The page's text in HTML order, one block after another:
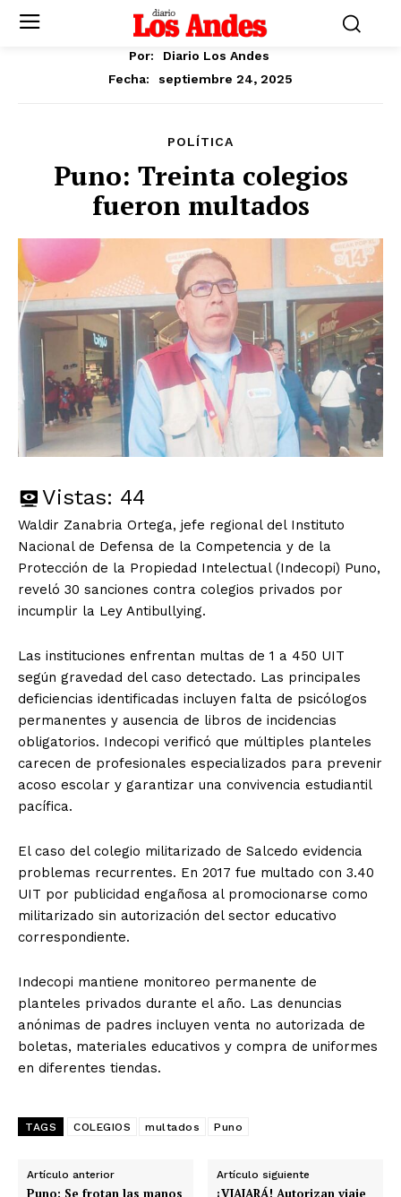
Por:
Diario Los Andes
Fecha:
septiembre 24, 2025
POLÍTICA
Puno: Treinta colegios
fueron multados
Vistas: 44
Waldir Zanabria Ortega, jefe regional del Instituto
Nacional de Defensa de la Competencia y de la
Protección de la Propiedad Intelectual (Indecopi) Puno,
reveló 30 sanciones contra colegios privados por
incumplir la Ley Antibullying.
Las instituciones enfrentan multas de 1 a 450 UIT
según gravedad del caso detectado. Las principales
deficiencias identificadas incluyen falta de psicólogos
permanentes y ausencia de libros de incidencias
obligatorios. Indecopi verificó que múltiples planteles
carecen de profesionales especializados para prevenir
acoso escolar y garantizar una convivencia estudiantil
pacífica.
El caso del colegio militarizado de Salcedo evidencia
problemas recurrentes. En 2017 fue multado con 3.40
UIT por publicidad engañosa al promocionarse como
militarizado sin autorización del sector educativo
correspondiente.
Indecopi mantiene monitoreo permanente de
planteles privados durante el año. Las denuncias
anónimas de padres incluyen venta no autorizada de
boletas, materiales educativos y compra de uniformes
en diferentes tiendas.
TAGS COLEGIOS multados Puno
Artículo anterior Artículo siguiente